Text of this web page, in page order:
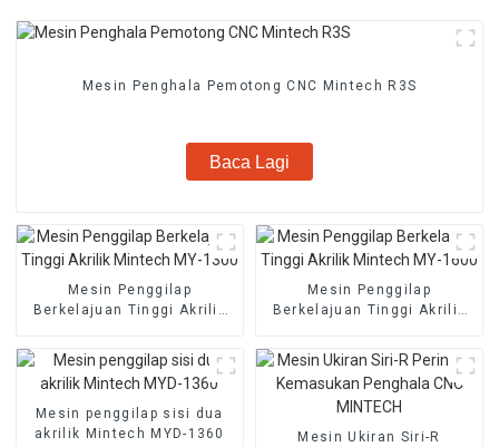
Mesin Penghala Pemotong CNC Mintech R3S
Baca Lagi
Mesin Penggilap
Berkelajuan Tinggi Akrilik
Mesin Penggilap
Berkelajuan Tinggi Akrilik
Mesin penggilap sisi dua
akrilik Mintech MYD-1360
Mesin Ukiran Siri-R